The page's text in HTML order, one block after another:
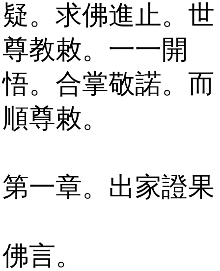
疑。求佛進止。世
尊教敕。一一開
悟。合掌敬諾。而
順尊敕。
第一章。出家證果
佛言。